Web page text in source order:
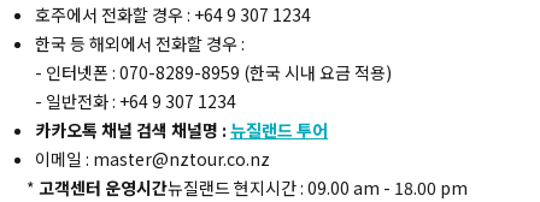
호주에서 전화할 경우 : +64 9 307 1234
한국 등 해외에서 전화할 경우 :
- 인터넷폰 : 070-8289-8959 (한국 시내 요금 적용)
- 일반전화 : +64 9 307 1234
카카오톡 채널 검색 채널명 : 뉴질랜드 투어
이메일 : master@nztour.co.nz
* 고객센터 운영시간뉴질랜드 현지시간 : 09.00 am - 18.00 pm